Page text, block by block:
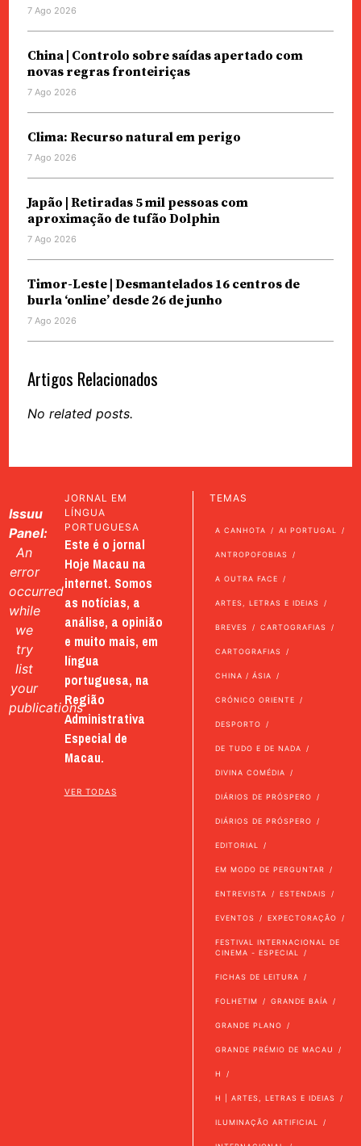
7 Ago 2026
China | Controlo sobre saídas apertado com
novas regras fronteiriças
7 Ago 2026
Clima: Recurso natural em perigo
7 Ago 2026
Japão | Retiradas 5 mil pessoas com
aproximação de tufão Dolphin
7 Ago 2026
Timor-Leste | Desmantelados 16 centros de
burla ‘online’ desde 26 de junho
7 Ago 2026
Artigos Relacionados
No related posts.
Issuu
Panel:
An
error
occurred
while
we
try
list
your
publications
JORNAL EM
LÍNGUA
PORTUGUESA
Este é o jornal
Hoje Macau na
internet. Somos
as notícias, a
análise, a opinião
e muito mais, em
língua
portuguesa, na
Região
Administrativa
Especial de
Macau.
VER TODAS
TEMAS
A CANHOTA AI PORTUGAL
ANTROPOFOBIAS
A OUTRA FACE
ARTES, LETRAS E IDEIAS
BREVES CARTOGRAFIAS
CARTOGRAFIAS
CHINA / ÁSIA
CRÓNICO ORIENTE
DESPORTO
DE TUDO E DE NADA
DIVINA COMÉDIA
DIÁRIOS DE PRÓSPERO
DIÁRIOS DE PRÓSPERO
EDITORIAL
EM MODO DE PERGUNTAR
ENTREVISTA ESTENDAIS
EVENTOS EXPECTORAÇÃO
FESTIVAL INTERNACIONAL DE
CINEMA - ESPECIAL
FICHAS DE LEITURA
FOLHETIM GRANDE BAÍA
GRANDE PLANO
GRANDE PRÉMIO DE MACAU
H
H | ARTES, LETRAS E IDEIAS
ILUMINAÇÃO ARTIFICIAL